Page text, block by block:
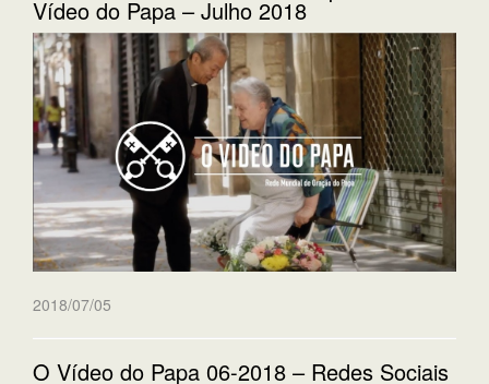
Vídeo do Papa – Julho 2018
2018/07/05
O Vídeo do Papa 06-2018 – Redes Sociais